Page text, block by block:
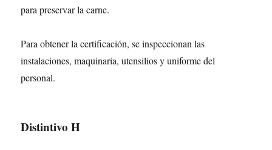
para preservar la carne.
Para obtener la certificación, se inspeccionan las
instalaciones, maquinaria, utensilios y uniforme del
personal.
Distintivo H